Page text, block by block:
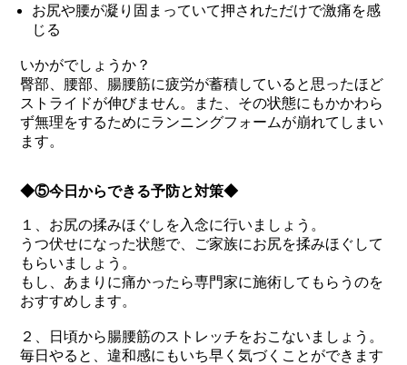
お尻や腰が凝り固まっていて押されただけで激痛を感
じる
いかがでしょうか？
臀部、腰部、腸腰筋に疲労が蓄積していると思ったほど
ストライドが伸びません。また、その状態にもかかわら
ず無理をするためにランニングフォームが崩れてしまい
ます。
◆⑤今日からできる予防と対策◆
１、お尻の揉みほぐしを入念に行いましょう。
うつ伏せになった状態で、ご家族にお尻を揉みほぐして
もらいましょう。
もし、あまりに痛かったら専門家に施術してもらうのを
おすすめします。
２、日頃から腸腰筋のストレッチをおこないましょう。
毎日やると、違和感にもいち早く気づくことができます